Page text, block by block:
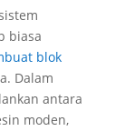
biasa
blok
Dalam
antara
moden,